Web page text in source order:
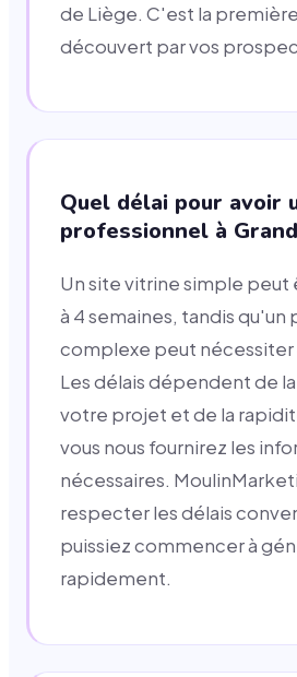
de Liège. C'est la
découvert par vos
Quel délai pour avoir
professionnel à
Un site vitrine simple peut
à 4 semaines, tandis qu'un
complexe peut nécessiter
Les délais dépendent de
votre projet et de la
vous nous fournirez les
nécessaires.
respecter les délais
puissiez commencer à
rapidement.